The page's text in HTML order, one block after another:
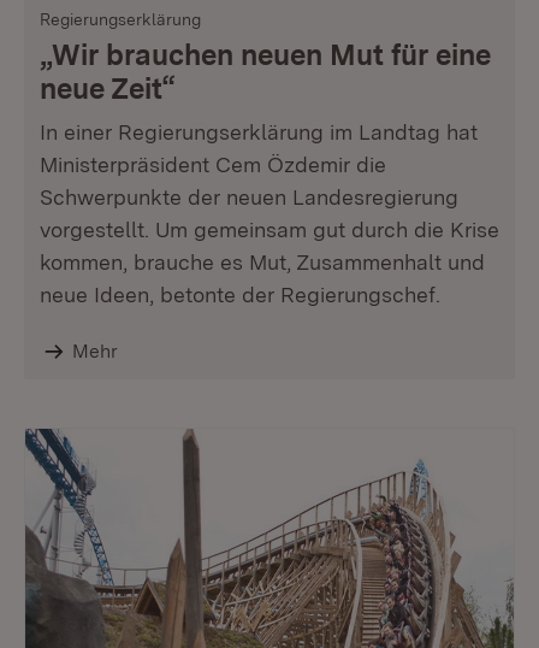
Regierungserklärung
„Wir brauchen neuen Mut für eine
neue Zeit“
In einer Regierungserklärung im Landtag hat
Ministerpräsident Cem Özdemir die
Schwerpunkte der neuen Landesregierung
vorgestellt. Um gemeinsam gut durch die Krise
kommen, brauche es Mut, Zusammenhalt und
neue Ideen, betonte der Regierungschef.
Mehr